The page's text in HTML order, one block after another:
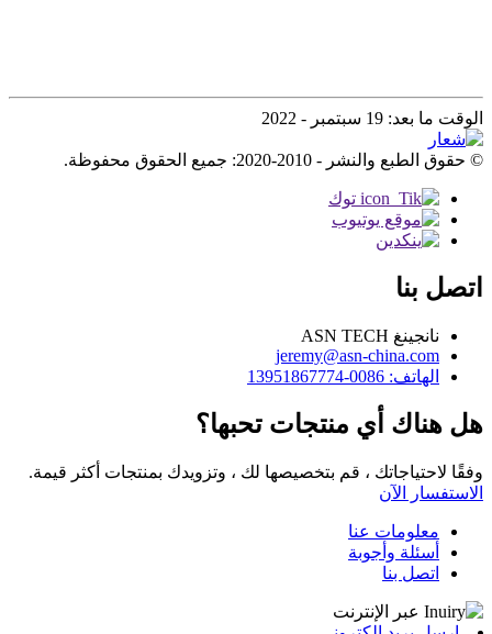
الوقت ما بعد: 19 سبتمبر - 2022
© حقوق الطبع والنشر - 2010-2020: جميع الحقوق محفوظة.
اتصل بنا
نانجينغ ASN TECH
jeremy@asn-china.com
الهاتف: 0086-13951867774
هل هناك أي منتجات تحبها؟
وفقًا لاحتياجاتك ، قم بتخصيصها لك ، وتزويدك بمنتجات أكثر قيمة.
الاستفسار الآن
معلومات عنا
أسئلة وأجوبة
اتصل بنا